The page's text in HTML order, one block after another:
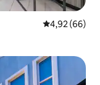
4,92 av 5 i
4,92 (66)